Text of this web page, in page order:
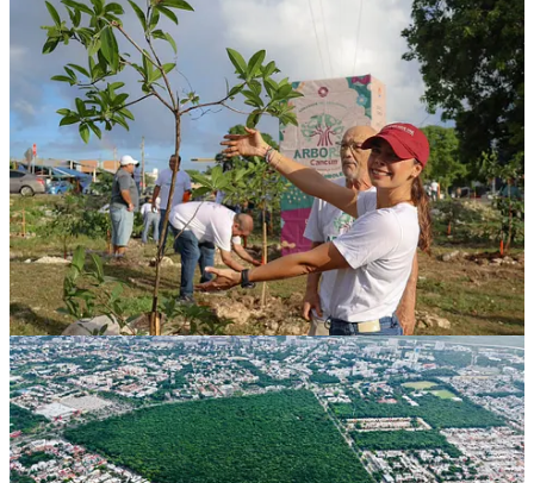
Compartir
Discusión sobre este post
Comentarios Restacks
Lo mejor de Último Debates